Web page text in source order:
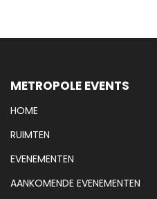
METROPOLE EVENTS
HOME
RUIMTEN
EVENEMENTEN
AANKOMENDE EVENEMENTEN